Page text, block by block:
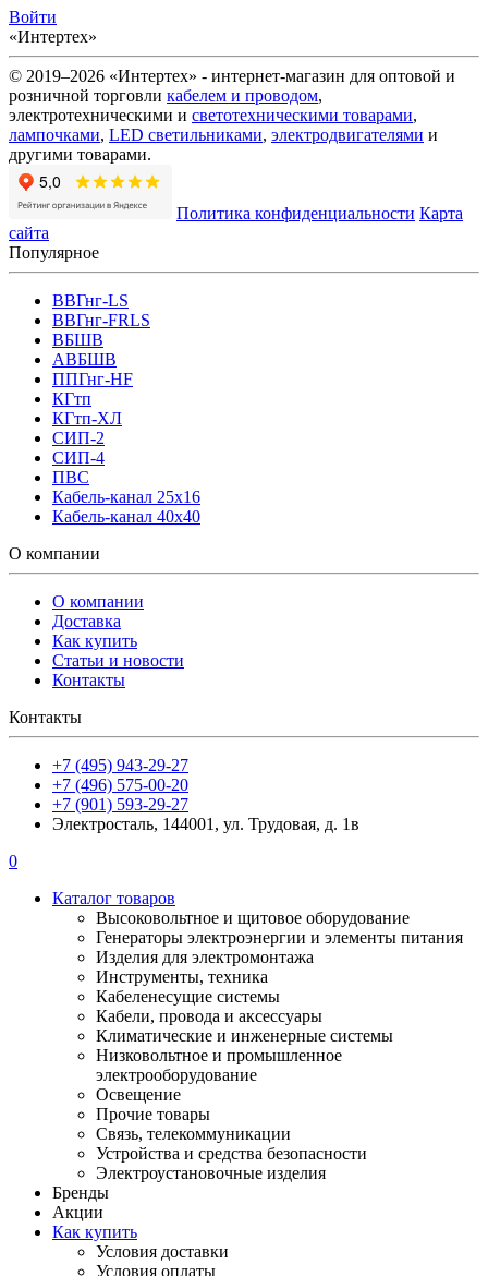
Войти
«Интертех»
© 2019–2026 «Интертех» - интернет-магазин для оптовой и
розничной торговли кабелем и проводом,
электротехническими и светотехническими товарами,
лампочками, LED светильниками, электродвигателями и
другими товарами.
Политика конфиденциальности Карта
сайта
Популярное
ВВГнг-LS
ВВГнг-FRLS
ВБШВ
АВБШВ
ППГнг-HF
КГтп
КГтп-ХЛ
СИП-2
СИП-4
ПВС
Кабель-канал 25х16
Кабель-канал 40х40
О компании
О компании
Доставка
Как купить
Статьи и новости
Контакты
Контакты
+7 (495) 943-29-27
+7 (496) 575-00-20
+7 (901) 593-29-27
Электросталь, 144001, ул. Трудовая, д. 1в
0
Каталог товаров
Высоковольтное и щитовое оборудование
Генераторы электроэнергии и элементы питания
Изделия для электромонтажа
Инструменты, техника
Кабеленесущие системы
Кабели, провода и аксессуары
Климатические и инженерные системы
Низковольтное и промышленное
электрооборудование
Освещение
Прочие товары
Связь, телекоммуникации
Устройства и средства безопасности
Электроустановочные изделия
Бренды
Акции
Как купить
Условия доставки
Условия оплаты